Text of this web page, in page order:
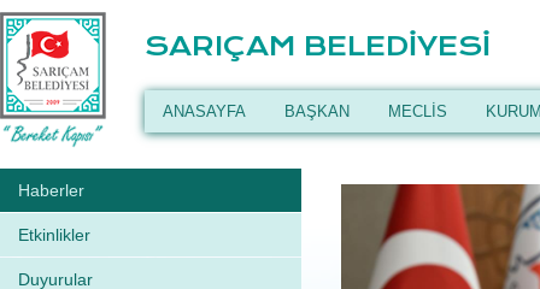
SARIÇAM BELEDİYESİ
ANASAYFA BAŞKAN MECLİS
Haberler
Etkinlikler
Duyurular